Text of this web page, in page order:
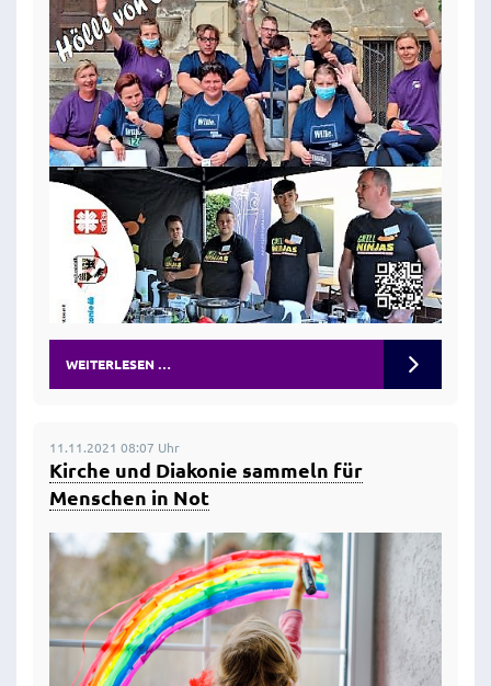
WEITERLESEN …
11.11.2021 08:07 Uhr
Kirche und Diakonie sammeln für
Menschen in Not